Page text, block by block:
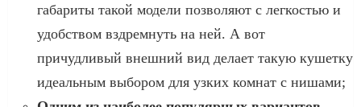
габариты такой модели позволяют с легкостью и
удобством вздремнуть на ней. А вот
причудливый внешний вид делает такую кушетку
идеальным выбором для узких комнат с нишами;